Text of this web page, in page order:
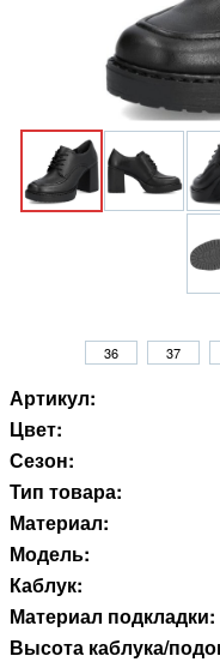
36 37
Артикул:
Цвет:
Сезон:
Тип товара:
Материал:
Модель:
Каблук:
Материал подкладки:
Высота каблука/